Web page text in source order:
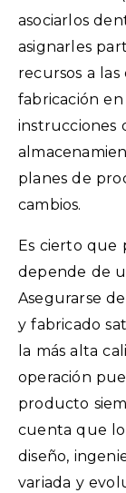
asociarlos
asignarles
recursos a las
fabricación en
instrucciones
planes de
cambios.
Es cierto que
depende de
Asegurarse
y fabricado
la más alta
operación
producto
cuenta que
diseño,
variada y